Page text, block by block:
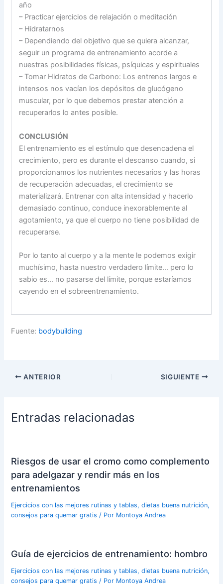
año
– Practicar ejercicios de relajación o meditación
– Hidratarnos
– Dependiendo del objetivo que se quiera alcanzar,
seguir un programa de entrenamiento acorde a
nuestras posibilidades físicas, psíquicas y espirituales
– Tomar Hidratos de Carbono: Los entrenos largos e
intensos nos vacían los depósitos de glucógeno
muscular, por lo que debemos prestar atención a
recuperarlos lo antes posible.
CONCLUSIÓN
El entrenamiento es el estímulo que desencadena el
crecimiento, pero es durante el descanso cuando, si
proporcionamos los nutrientes necesarios y las horas
de recuperación adecuadas, el crecimiento se
materializará. Entrenar con alta intensidad y hacerlo
demasiado continuo, conduce inexorablemente al
agotamiento, ya que el cuerpo no tiene posibilidad de
recuperarse.
Por lo tanto al cuerpo y a la mente le podemos exigir
muchísimo, hasta nuestro verdadero límite… pero lo
sabio es… no pasarse del límite, porque estaríamos
cayendo en el sobreentrenamiento.
Fuente: bodybuilding
ANTERIOR SIGUIENTE
Entradas relacionadas
Riesgos de usar el cromo como complemento
para adelgazar y rendir más en los
entrenamientos
Ejercicios con las mejores rutinas y tablas, dietas buena nutrición,
consejos para quemar gratis / Por Montoya Andrea
Guía de ejercicios de entrenamiento: hombro
Ejercicios con las mejores rutinas y tablas, dietas buena nutrición,
consejos para quemar gratis / Por Montoya Andrea